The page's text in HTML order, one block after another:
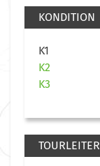
KONDITION
K1
K2
K3
TOURLEITER